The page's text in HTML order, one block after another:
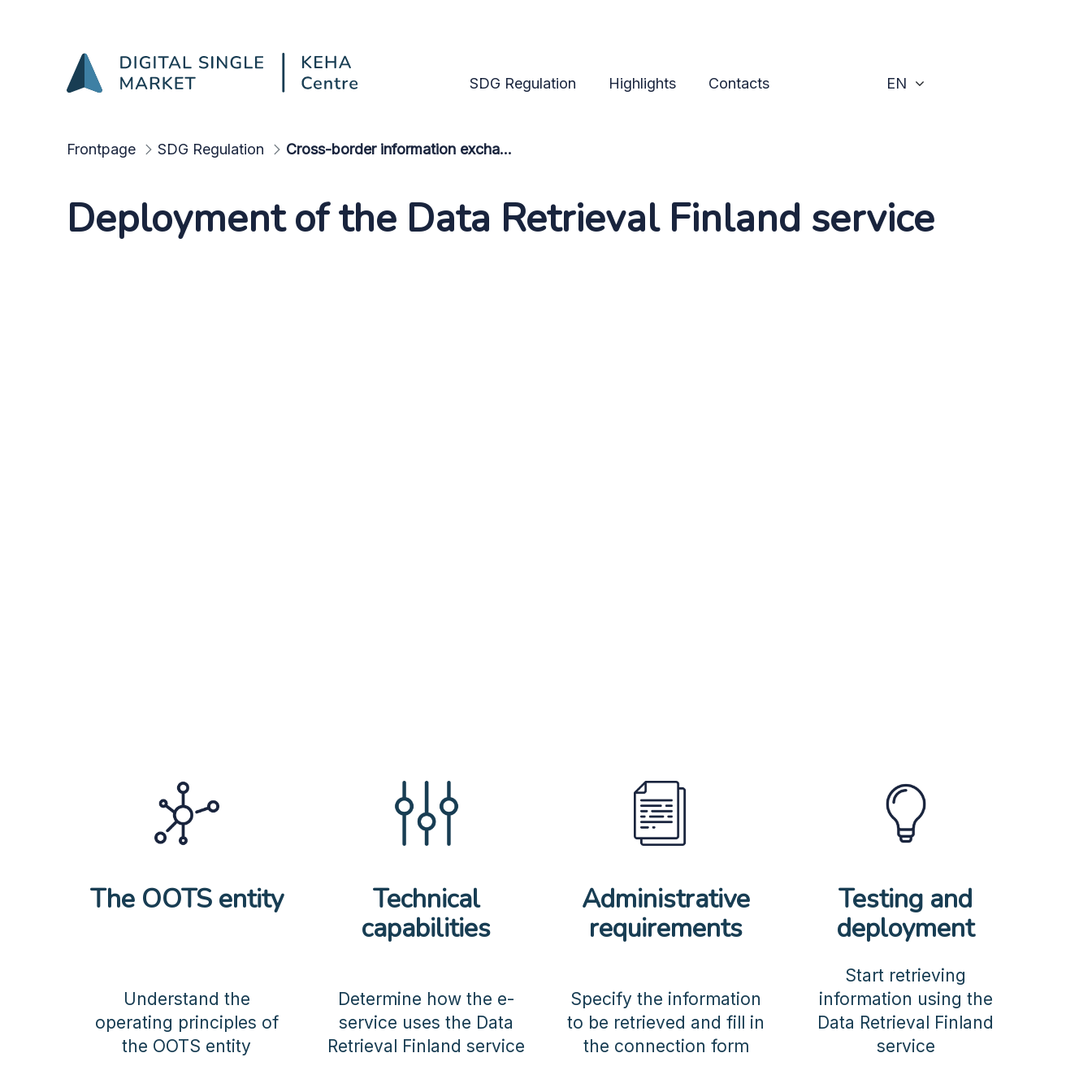
SDG Regulation Highlights Contacts EN
Frontpage SDG Regulation Cross-border information exchange
Deployment of the Data Retrieval Finland service
The OOTS entity
Understand the
operating principles of
the OOTS entity
Technical
capabilities
Determine how the e-
service uses the Data
Retrieval Finland service
Administrative
requirements
Specify the information
to be retrieved and fill in
the connection form
Testing and
deployment
Start retrieving
information using the
Data Retrieval Finland
service